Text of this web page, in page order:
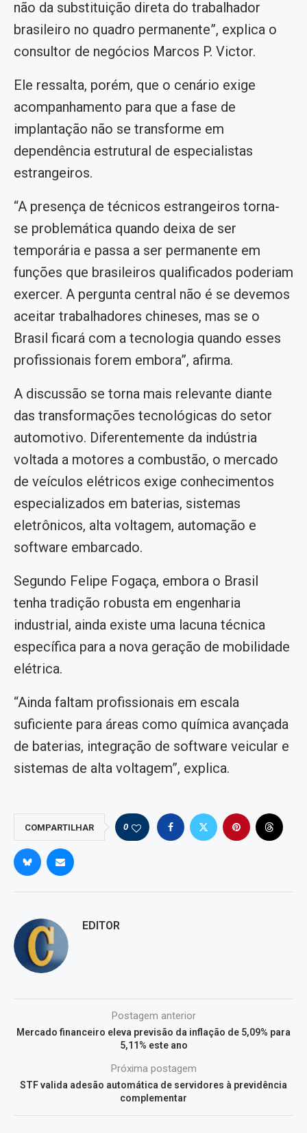
não da substituição direta do trabalhador
brasileiro no quadro permanente”, explica o
consultor de negócios Marcos P. Victor.
Ele ressalta, porém, que o cenário exige
acompanhamento para que a fase de
implantação não se transforme em
dependência estrutural de especialistas
estrangeiros.
“A presença de técnicos estrangeiros torna-
se problemática quando deixa de ser
temporária e passa a ser permanente em
funções que brasileiros qualificados poderiam
exercer. A pergunta central não é se devemos
aceitar trabalhadores chineses, mas se o
Brasil ficará com a tecnologia quando esses
profissionais forem embora”, afirma.
A discussão se torna mais relevante diante
das transformações tecnológicas do setor
automotivo. Diferentemente da indústria
voltada a motores a combustão, o mercado
de veículos elétricos exige conhecimentos
especializados em baterias, sistemas
eletrônicos, alta voltagem, automação e
software embarcado.
Segundo Felipe Fogaça, embora o Brasil
tenha tradição robusta em engenharia
industrial, ainda existe uma lacuna técnica
específica para a nova geração de mobilidade
elétrica.
“Ainda faltam profissionais em escala
suficiente para áreas como química avançada
de baterias, integração de software veicular e
sistemas de alta voltagem”, explica.
COMPARTILHAR 0
EDITOR
Postagem anterior
Mercado financeiro eleva previsão da inflação de 5,09% para
5,11% este ano
Próxima postagem
STF valida adesão automática de servidores à previdência
complementar